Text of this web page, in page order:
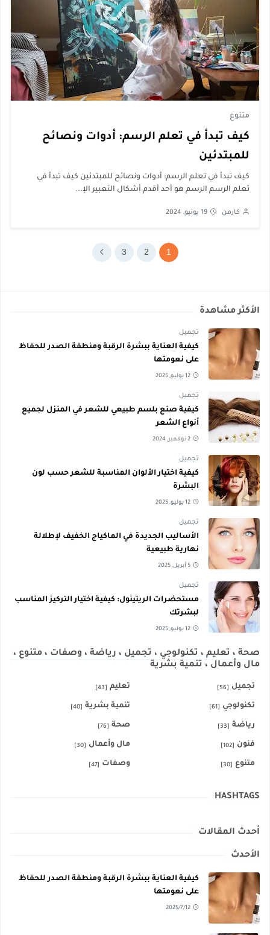
متنوع
كيف تبدأ في تعلم الرسم: أدوات ونصائح
للمبتدئين
كيف تبدأ في تعلم الرسم: أدوات ونصائح للمبتدئين كيف تبدأ في
تعلم الرسم الرسم هو أحد أقدم أشكال التعبير الإ...
كارمن 19 يونيو, 2024
1
2
3
الأكثر مشاهدة
تجميل
كيفية العناية ببشرة الرقبة ومنطقة الصدر للحفاظ
على نعومتها
12 يوليو, 2025
تجميل
كيفية صنع بلسم طبيعي للشعر في المنزل لجميع
أنواع الشعر
2 نوفمبر, 2024
تجميل
كيفية اختيار الألوان المناسبة للشعر حسب لون
البشرة
12 يوليو, 2025
تجميل
الأساليب الجديدة في الماكياج الخفيف لإطلالة
نهارية طبيعية
5 أبريل, 2025
تجميل
مستحضرات الريتينول: كيفية اختيار التركيز المناسب
لبشرتك
12 يوليو, 2025
صحة ، تعليم ، تكنولوجي ، تجميل ، رياضة ، وصفات ، متنوع ،
مال وأعمال ، تنمية بشرية
تجميل [56] تعليم [43]
تكنولوجي [61] تنمية بشرية [40]
رياضة [33] صحة [76]
فنون [102] مال وأعمال [30]
متنوع [30] وصفات [47]
HASHTAGS
أحدث المقالات
الأحدث
كيفية العناية ببشرة الرقبة ومنطقة الصدر للحفاظ
على نعومتها
2025/7/12